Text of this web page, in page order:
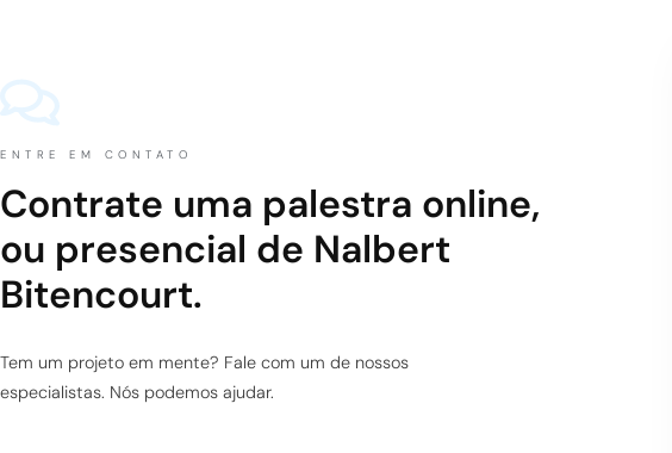
ENTRE EM CONTATO
Contrate uma palestra online,
ou presencial de Nalbert
Bitencourt.
Tem um projeto em mente? Fale com um de nossos
especialistas. Nós podemos ajudar.